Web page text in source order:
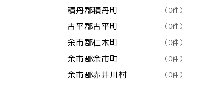
積丹郡積丹町 （0件）
古平郡古平町 （0件）
余市郡仁木町 （0件）
余市郡余市町 （0件）
余市郡赤井川村 （0件）